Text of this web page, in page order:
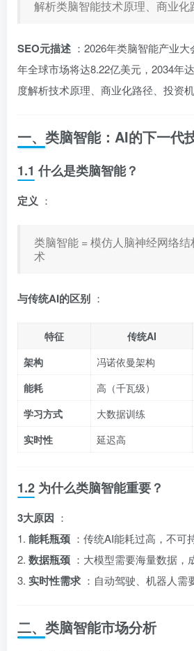
解析类脑智能技术原理、商业化
SEO元描述 ：2026年类脑智能产业
年全球市场将达8.22亿美元，2034年
度解析技术原理、商业化路径、投资机
一、类脑智能：AI的下一代
1.1 什么是类脑智能？
定义 ：
类脑智能 = 模仿人脑神经网络
术
与传统AI的区别 ：
特征 传统AI
架构
冯诺依曼架构
能耗
高（千瓦级）
学习方式
大数据训练
实时性
延迟高
1.2 为什么类脑智能重要？
3大原因 ：
1. 能耗瓶颈 ：传统AI能耗过高，不可
2. 数据瓶颈 ：大模型需要海量数据，
3. 实时性需求 ：自动驾驶、机器人需
二、类脑智能市场分析